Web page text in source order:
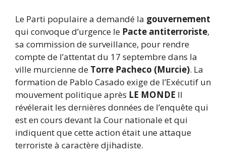
Le Parti populaire a demandé la gouvernement
qui convoque d’urgence le Pacte antiterroriste,
sa commission de surveillance, pour rendre
compte de l’attentat du 17 septembre dans la
ville murcienne de Torre Pacheco (Murcie). La
formation de Pablo Casado exige de l’Exécutif un
mouvement politique après LE MONDE Il
révélerait les dernières données de l’enquête qui
est en cours devant la Cour nationale et qui
indiquent que cette action était une attaque
terroriste à caractère djihadiste.